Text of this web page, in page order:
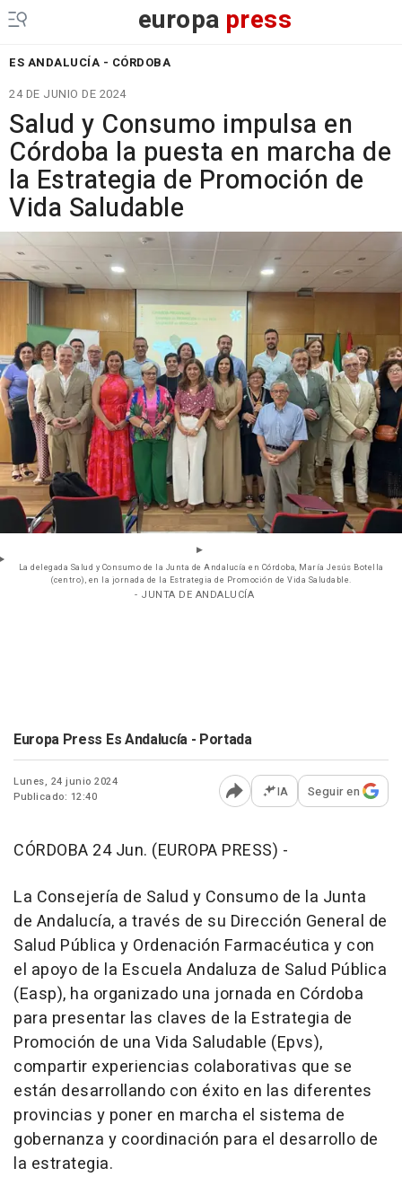
europa press
ES ANDALUCÍA - CÓRDOBA
24 DE JUNIO DE 2024
Salud y Consumo impulsa en
Córdoba la puesta en marcha de
la Estrategia de Promoción de
Vida Saludable
La delegada Salud y Consumo de la Junta de Andalucía en Córdoba, María Jesús Botella
(centro), en la jornada de la Estrategia de Promoción de Vida Saludable.
- JUNTA DE ANDALUCÍA
Europa Press Es Andalucía - Portada
Lunes, 24 junio 2024
Publicado: 12:40
Abrir opciones para
IA Seguir en
CÓRDOBA 24 Jun. (EUROPA PRESS) -
La Consejería de Salud y Consumo de la Junta
de Andalucía, a través de su Dirección General de
Salud Pública y Ordenación Farmacéutica y con
el apoyo de la Escuela Andaluza de Salud Pública
(Easp), ha organizado una jornada en Córdoba
para presentar las claves de la Estrategia de
Promoción de una Vida Saludable (Epvs),
compartir experiencias colaborativas que se
están desarrollando con éxito en las diferentes
provincias y poner en marcha el sistema de
gobernanza y coordinación para el desarrollo de
la estrategia.